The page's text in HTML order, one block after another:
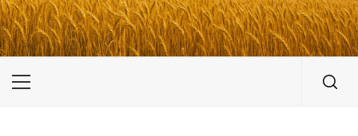
UKRAINE-IS
ПОДОРОЖI ПО УКРАЇНІ
Primary